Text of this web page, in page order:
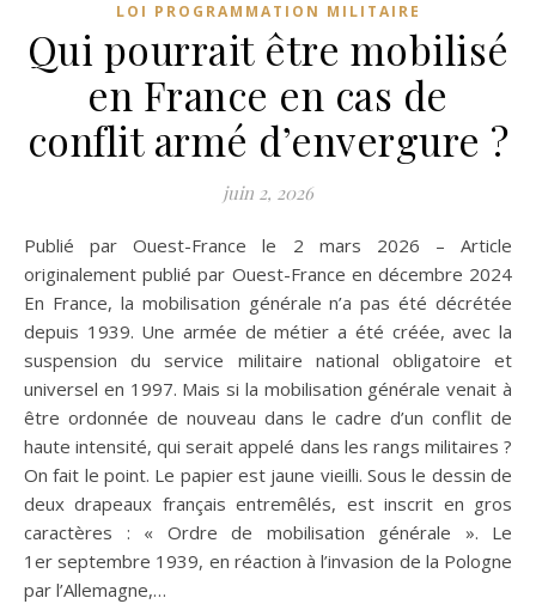
LOI PROGRAMMATION MILITAIRE
Qui pourrait être mobilisé
en France en cas de
conflit armé d’envergure ?
juin 2, 2026
Publié par Ouest-France le 2 mars 2026 – Article
originalement publié par Ouest-France en décembre 2024
En France, la mobilisation générale n’a pas été décrétée
depuis 1939. Une armée de métier a été créée, avec la
suspension du service militaire national obligatoire et
universel en 1997. Mais si la mobilisation générale venait à
être ordonnée de nouveau dans le cadre d’un conflit de
haute intensité, qui serait appelé dans les rangs militaires ?
On fait le point. Le papier est jaune vieilli. Sous le dessin de
deux drapeaux français entremêlés, est inscrit en gros
caractères : « Ordre de mobilisation générale ». Le
1er septembre 1939, en réaction à l’invasion de la Pologne
par l’Allemagne,…